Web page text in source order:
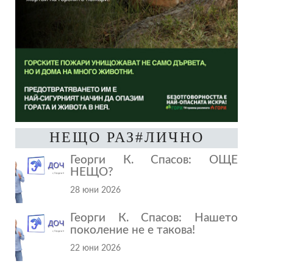
НЕЩО РАЗ#ЛИЧНО
Георги К. Спасов: ОЩЕ
НЕЩО?
28 юни 2026
Георги К. Спасов: Нашето
поколение не е такова!
22 юни 2026